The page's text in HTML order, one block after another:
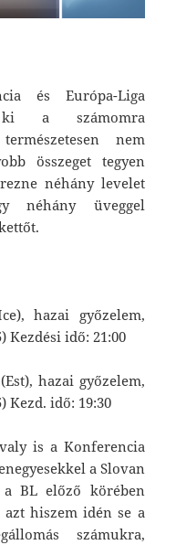
és Európa-Liga
ki a számomra
nem
összeget tegyen
néhány levelet
néhány üveggel
hazai győzelem,
Kezdési idő: 21:00
hazai győzelem,
Kezd. idő: 19:30
is a Konferencia
a Slovan
BL előző körében
hiszem idén se a
számukra,